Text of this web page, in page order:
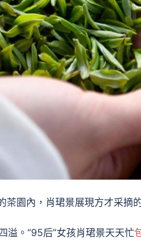
園內，肖珺景展現方才采摘
溢。“95后”女孩肖珺景天天忙